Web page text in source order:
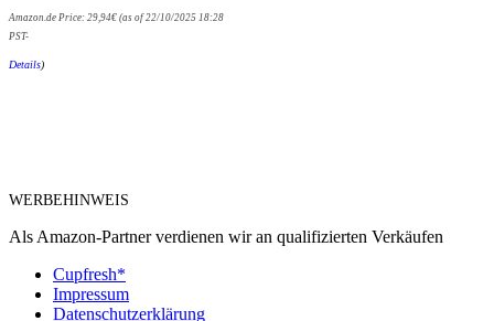
Amazon.de Price: 29,94€ (as of 22/10/2025 18:28
PST-
Details)
WERBEHINWEIS
Als Amazon-Partner verdienen wir an qualifizierten Verkäufen
Cupfresh*
Impressum
Datenschutzerklärung